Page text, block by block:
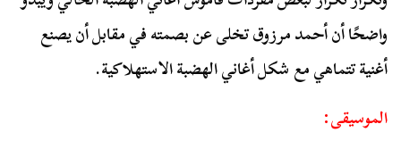
واضحًا أن أحمد مرزوق تخلى عن بصمته في مقابل أن يصنع
أغنية تتماهي مع شكل أغاني الهضبة الاستهلاكية.
الموسيقى: